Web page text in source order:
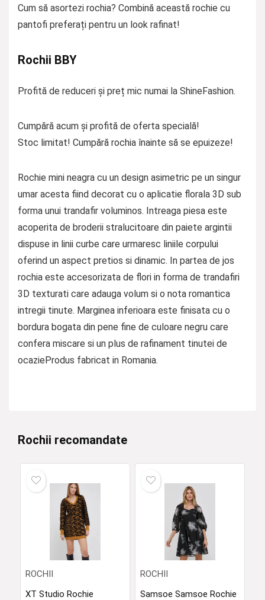
Cum să asortezi rochia? Combină această rochie cu
pantofi preferați pentru un look rafinat!
Rochii BBY
Profită de reduceri și preț mic numai la ShineFashion.
Cumpără acum și profită de oferta specială!
Stoc limitat! Cumpără rochia înainte să se epuizeze!
Rochie mini neagra cu un design asimetric pe un singur
umar acesta fiind decorat cu o aplicatie florala 3D sub
forma unui trandafir voluminos. Intreaga piesa este
acoperita de broderii stralucitoare din paiete argintii
dispuse in linii curbe care urmaresc liniile corpului
oferind un aspect pretios si dinamic. In partea de jos
rochia este accesorizata de flori in forma de trandafiri
3D texturati care adauga volum si o nota romantica
intregii tinute. Marginea inferioara este finisata cu o
bordura bogata din pene fine de culoare negru care
confera miscare si un plus de rafinament tinutei de
ocazieProdus fabricat in Romania.
Rochii recomandate
ROCHII
XT Studio Rochie
ROCHII
Samsoe Samsoe Rochie